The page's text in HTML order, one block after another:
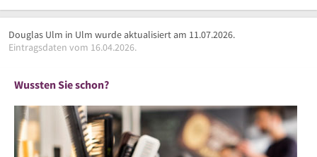
Douglas Ulm in Ulm wurde aktualisiert am 11.07.2026.
Eintragsdaten vom 16.04.2026.
Wussten Sie schon?